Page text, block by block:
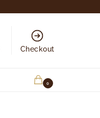
Checkout
0